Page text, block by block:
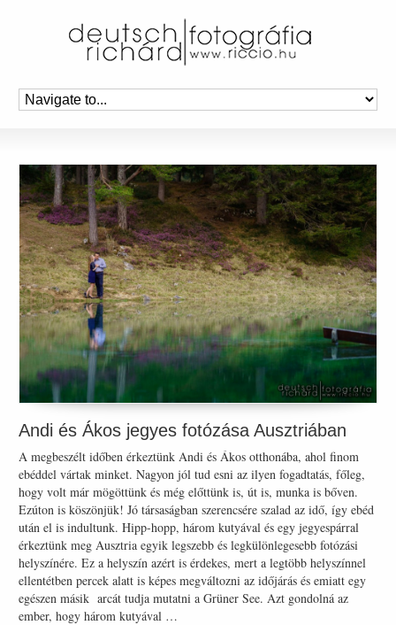
Andi és Ákos jegyes fotózása Ausztriában
A megbeszélt időben érkeztünk Andi és Ákos otthonába, ahol finom
ebéddel vártak minket. Nagyon jól tud esni az ilyen fogadtatás, főleg,
hogy volt már mögöttünk és még előttünk is, út is, munka is bőven.
Ezúton is köszönjük! Jó társaságban szerencsére szalad az idő, így ebéd
után el is indultunk. Hipp-hopp, három kutyával és egy jegyespárral
érkeztünk meg Ausztria egyik legszebb és legkülönlegesebb fotózási
helyszínére. Ez a helyszín azért is érdekes, mert a legtöbb helyszínnel
ellentétben percek alatt is képes megváltozni az időjárás és emiatt egy
egészen másik arcát tudja mutatni a Grüner See. Azt gondolná az
ember, hogy három kutyával …